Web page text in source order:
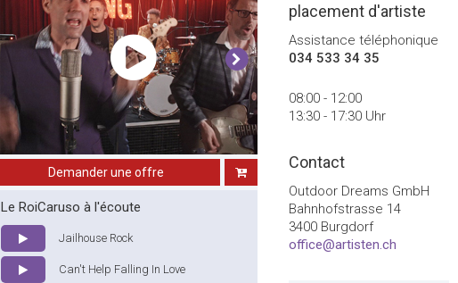
Demander une offre
Le RoiCaruso à l'écoute
Jailhouse Rock
Can't Help Falling In Love
placement d'artiste
Assistance téléphonique
034 533 34 35
08:00 - 12:00
13:30 - 17:30 Uhr
Contact
Outdoor Dreams GmbH
Bahnhofstrasse 14
3400 Burgdorf
office@artisten.ch